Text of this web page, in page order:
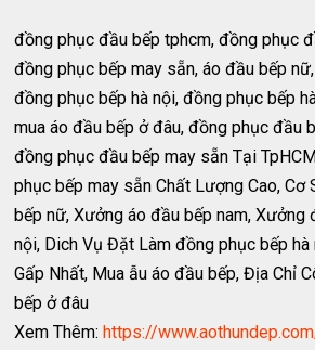
đồng phục đầu bếp tphcm, đồng phục
đồng phục bếp may sẵn, áo đầu bếp
đồng phục bếp hà nội, đồng phục bếp
mua áo đầu bếp ở đâu, đồng phục đầu
đồng phục đầu bếp may sẵn Tại
phục bếp may sẵn Chất Lượng Cao, Cơ
bếp nữ, Xưởng áo đầu bếp nam, Xưởng
nội, Dich Vụ Đặt Làm đồng phục bếp hà
Gấp Nhất, Mua ẫu áo đầu bếp, Địa Chỉ
bếp ở đâu
Xem Thêm: https://